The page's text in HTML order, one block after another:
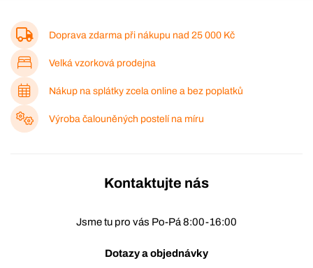
Doprava zdarma při nákupu nad 25 000 Kč
Velká vzorková prodejna
Nákup na splátky zcela online a bez poplatků
Výroba čalouněných postelí na míru
Kontaktujte nás
Jsme tu pro vás Po-Pá 8:00-16:00
Dotazy a objednávky